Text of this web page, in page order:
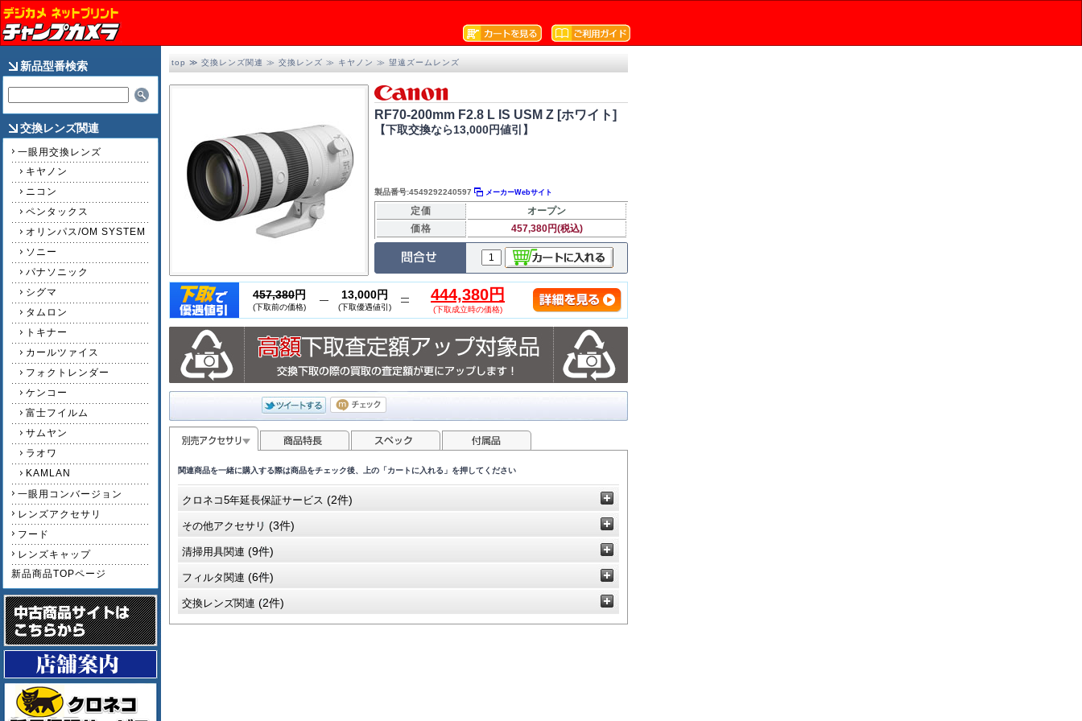
新品型番検索
交換レンズ関連
一眼用交換レンズ
キヤノン
ニコン
ペンタックス
オリンパス/OM SYSTEM
ソニー
パナソニック
シグマ
タムロン
トキナー
カールツァイス
フォクトレンダー
ケンコー
富士フイルム
サムヤン
ラオワ
KAMLAN
一眼用コンバージョン
レンズアクセサリ
フード
レンズキャップ
新品商品TOPページ
top ≫ 交換レンズ関連 ≫ 交換レンズ ≫ キヤノン ≫ 望遠ズームレンズ
RF70-200mm F2.8 L IS USM Z [ホワイト]
【下取交換なら13,000円値引】
製品番号:4549292240597 メーカーWebサイト
定価
オープン
価格
457,380円(税込)
457,380円
(下取前の価格)
13,000円
(下取優遇値引)
444,380円
(下取成立時の価格)
関連商品を一緒に購入する際は商品をチェック後、上の「カートに入れる」を押してください
クロネコ5年延長保証サービス (2件)
その他アクセサリ (3件)
清掃用具関連 (9件)
フィルタ関連 (6件)
交換レンズ関連 (2件)